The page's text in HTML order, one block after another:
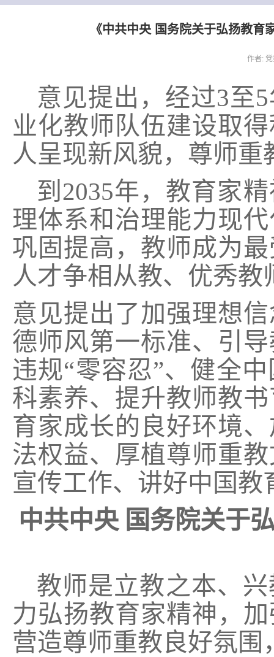
《中共中央 国务院关于弘扬教
作者:
意见提出，经过3至5
业化教师队伍建设取
人呈现新风貌，尊师
到 2035年，教育家
理体系和治理能力现
巩固提高，教师成为
人才争相从教、优秀
意见提出了加强理想
德师风第一标准、引
违规“零容忍”、健全
科素养、提升教师教
育家成长的良好环境
法权益、厚植尊师重
宣传工作、讲好中国教
中共中央 国务院关于
教师是立教之本、
力弘扬教育家精神，
营造尊师重教良好氛